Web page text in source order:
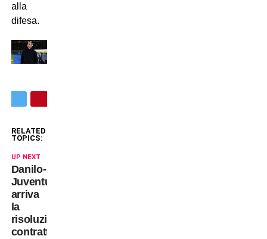
alla
difesa.
RELATED
TOPICS:
UP NEXT
Danilo-
Juventus:
arriva
la
risoluzione
contrattuale